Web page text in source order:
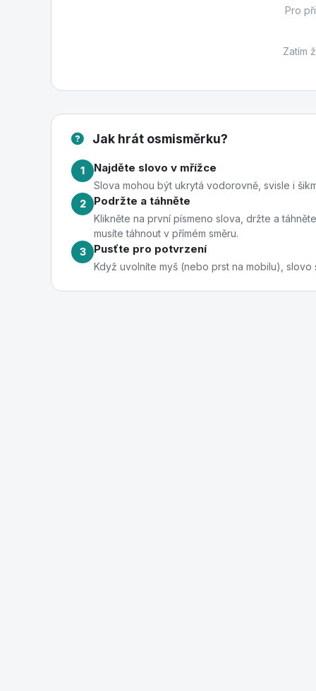
Pro
Zatím
Jak hrát osmisměrku?
1 Najděte slovo v mřížce
Slova mohou být ukrytá vodorovně, svisle i
2
Podržte a táhněte
Klikněte na první písmeno slova, držte a
musíte táhnout v přímém směru.
3
Pusťte pro potvrzení
Když uvolníte myš (nebo prst na mobilu),